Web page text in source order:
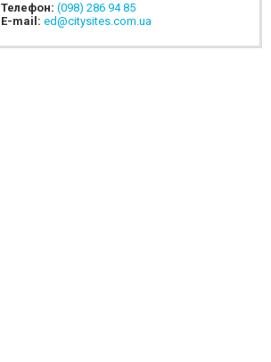
Телефон: (098) 286 94 85
E-mail: ed@citysites.com.ua